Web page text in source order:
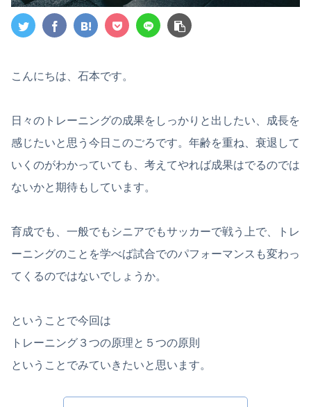
こんにちは、石本です。
日々のトレーニングの成果をしっかりと出したい、成長を
感じたいと思う今日このごろです。年齢を重ね、衰退して
いくのがわかっていても、考えてやれば成果はでるのでは
ないかと期待もしています。
育成でも、一般でもシニアでもサッカーで戦う上で、トレ
ーニングのことを学べば試合でのパフォーマンスも変わっ
てくるのではないでしょうか。
ということで今回は
トレーニング３つの原理と５つの原則
ということでみていきたいと思います。